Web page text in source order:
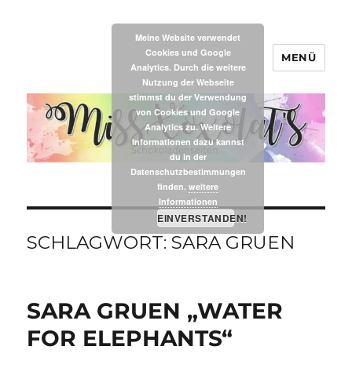
MissXoxolat's
MENÜ
SCHLAGWORT:SARA GRUEN
SARA GRUEN „WATER
FOR ELEPHANTS“
Meine Website verwendet
Cookies und Google
Analytics. Durch die weitere
Nutzung der Webseite
stimmst du der Verwendung
von Cookies und Google
Analytics zu. Weitere
Informationen dazu kannst
du in der
Datenschutzbestimmungen
finden. weitere
Informationen
EINVERSTANDEN!